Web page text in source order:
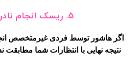
5. ریسک انجام
اگر هاشور توسط فردی غیرمتخصص
نتیجه نهایی با انتظارات شما مطابقت